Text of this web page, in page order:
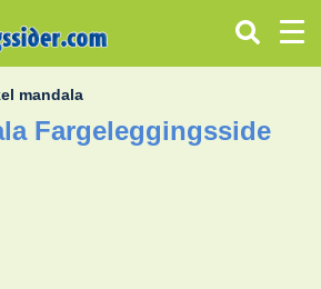
mandala
Fargeleggingsside